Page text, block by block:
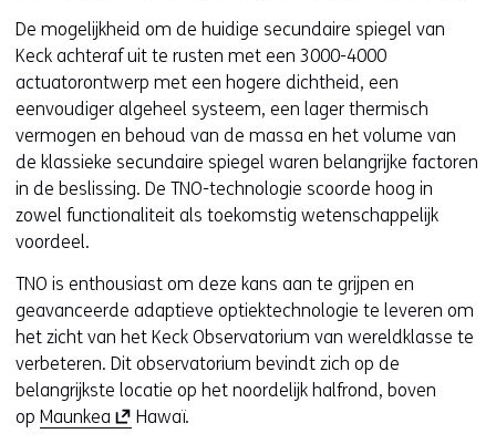
e
n
t
n
n
i
e
w
v
e
n
s
e
n
t
n
n
i
e
w
v
e
n
s
p
e
n
t
n
n
i
u
w
v
e
n
p
i
n
w
v
De mogelijkheid om de huidige secundaire spiegel van
Keck achteraf uit te rusten met een 3000-4000
actuatorontwerp met een hogere dichtheid, een
eenvoudiger algeheel systeem, een lager thermisch
vermogen en behoud van de massa en het volume van
de klassieke secundaire spiegel waren belangrijke factoren
in de beslissing. De TNO-technologie scoorde hoog in
zowel functionaliteit als toekomstig wetenschappelijk
voordeel.
TNO is enthousiast om deze kans aan te grijpen en
geavanceerde adaptieve optiektechnologie te leveren om
het zicht van het Keck Observatorium van wereldklasse te
verbeteren. Dit observatorium bevindt zich op de
belangrijkste locatie op het noordelijk halfrond, boven
op Maunkea (
Hawaï.